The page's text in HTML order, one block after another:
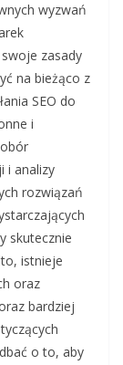
wyzwań
zasady
na bieżąco z
SEO do
i
i analizy
rozwiązań
skutecznie
istnieje
oraz
bardziej
o to, aby